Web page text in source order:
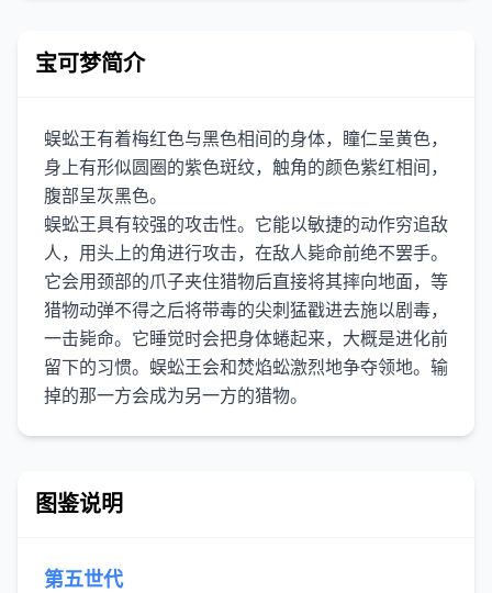
宝可梦简介
蜈蚣王有着梅红色与黑色相间的身体，瞳仁呈黄色，
身上有形似圆圈的紫色斑纹，触角的颜色紫红相间，
腹部呈灰黑色。
蜈蚣王具有较强的攻击性。它能以敏捷的动作穷追敌
人，用头上的角进行攻击，在敌人毙命前绝不罢手。
它会用颈部的爪子夹住猎物后直接将其摔向地面，等
猎物动弹不得之后将带毒的尖刺猛戳进去施以剧毒，
一击毙命。它睡觉时会把身体蜷起来，大概是进化前
留下的习惯。蜈蚣王会和焚焰蚣激烈地争夺领地。输
图鉴说明
第五世代